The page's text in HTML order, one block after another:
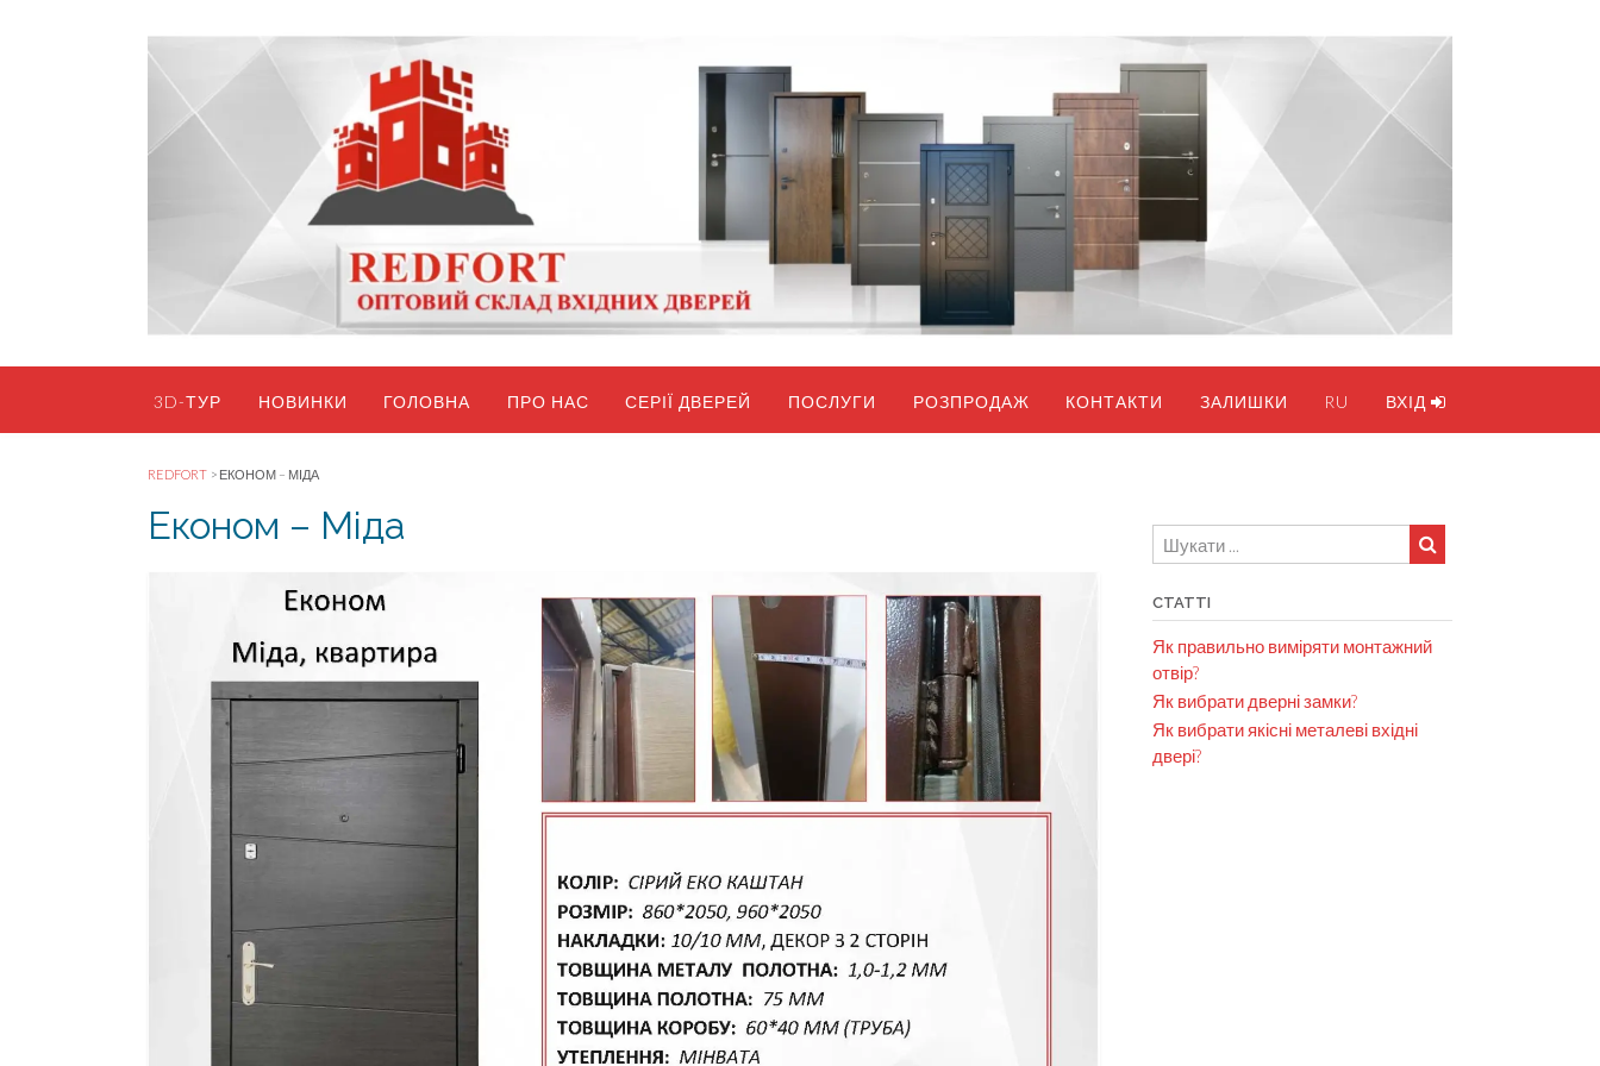
3D-ТУР НОВИНКИ ГОЛОВНА ПРО НАС СЕРІЇ ДВЕРЕЙ ПОСЛУГИ РОЗПРОДАЖ КОНТАКТИ ЗАЛИШКИ RU ВХІД
REDFORT > ЕКОНОМ – МІДА
Економ – Міда
СТАТТІ
Як правильно виміряти монтажний
отвір?
Як вибрати дверні замки?
Як вибрати якісні металеві вхідні
двері?